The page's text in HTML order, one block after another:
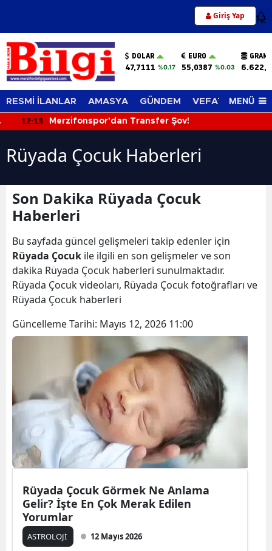
Giriş Yap 12
DOLAR
47,7111 %0.17
EURO
55,0387 %0.03
RESMİ İLANLAR AMASYA GÜNDEM VEFAT EDENLER
MENÜ
12:13 Merzifonspor'dan Transfer Şov!
Rüyada Çocuk Haberleri
Son Dakika Rüyada Çocuk
Haberleri
Bu sayfada güncel gelişmeleri takip edenler için
Rüyada Çocuk ile ilgili en son gelişmeler ve son
dakika Rüyada Çocuk haberleri sunulmaktadır.
Rüyada Çocuk videoları, Rüyada Çocuk fotoğrafları ve
Rüyada Çocuk haberleri
Güncelleme Tarihi: Mayıs 12, 2026 11:00
Rüyada Çocuk Görmek Ne Anlama
Gelir? İşte En Çok Merak Edilen
Yorumlar
ASTROLOJİ 12 Mayıs 2026